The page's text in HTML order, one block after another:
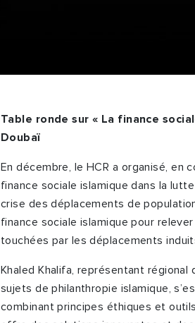
Table ronde sur « La finance
Doubaï
En décembre, le HCR a organisé, en
finance sociale islamique dans la
crise des déplacements de
finance sociale islamique pour
touchées par les déplacements
Khaled Khalifa, représentant
sujets de philanthropie islamique,
combinant principes éthiques et